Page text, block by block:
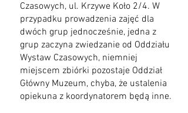
Czasowych, ul. Krzywe Koło 2/4. W
przypadku prowadzenia zajęć dla
dwóch grup jednocześnie, jedna z
grup zaczyna zwiedzanie od Oddziału
Wystaw Czasowych, niemniej
miejscem zbiórki pozostaje Oddział
Główny Muzeum, chyba, że ustalenia
opiekuna z koordynatorem będą inne.